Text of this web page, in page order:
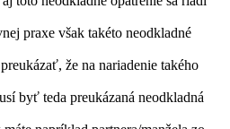
praxe však takéto neodkladné
že na nariadenie takého
byť teda preukázaná neodkladná